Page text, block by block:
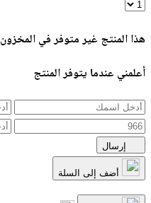
هذا المنتج غير متوفر في المخزون
أعلمني عندما يتوفر المنتج